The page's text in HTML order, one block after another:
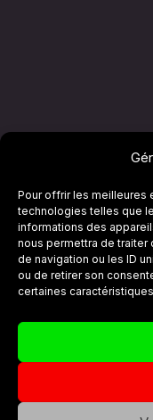
Pour offrir les meilleures
technologies telles que
informations des
nous permettra de
de navigation ou les ID
ou de retirer son
certaines
Politique de